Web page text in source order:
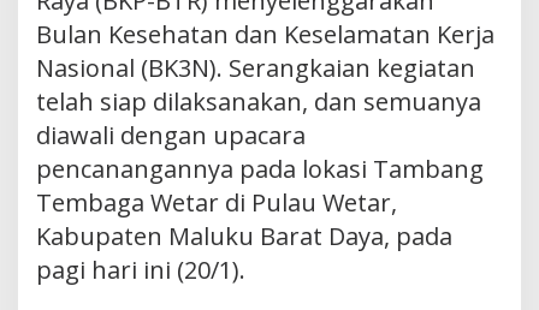
Bulan Kesehatan dan Keselamatan Kerja
Nasional (BK3N). Serangkaian kegiatan
telah siap dilaksanakan, dan semuanya
diawali dengan upacara
pencanangannya pada lokasi Tambang
Tembaga Wetar di Pulau Wetar,
Kabupaten Maluku Barat Daya, pada
pagi hari ini (20/1).